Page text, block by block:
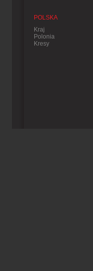
POLSKA
Kraj
Polonia
Kresy